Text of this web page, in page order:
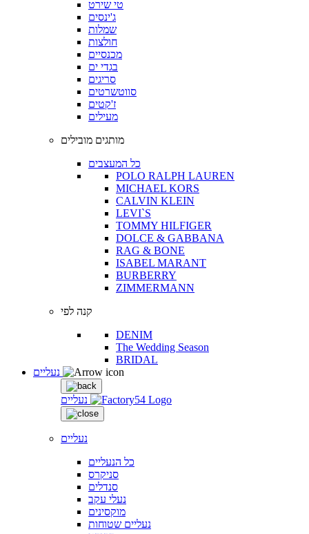
טי שירט
ג'ינסים
שמלות
חולצות
מכנסיים
בגדי ים
סריגים
סווטשרטים
ז'קטים
מעילים
מותגים מובילים
כל המעצבים
POLO RALPH LAUREN
MICHAEL KORS
CALVIN KLEIN
LEVI`S
TOMMY HILFIGER
DOLCE & GABBANA
RAG & BONE
ISABEL MARANT
BURBERRY
ZIMMERMANN
קנה לפי
DENIM
The Wedding Season
BRIDAL
נעליים
נעליים
כל הנעליים
סניקרס
סנדלים
נעלי עקב
מוקסינים
נעליים שטוחות